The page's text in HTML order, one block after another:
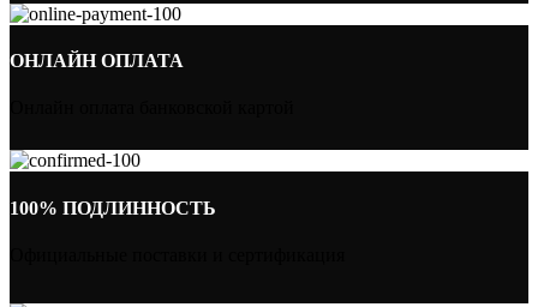
ОНЛАЙН ОПЛАТА
100% ПОДЛИННОСТЬ